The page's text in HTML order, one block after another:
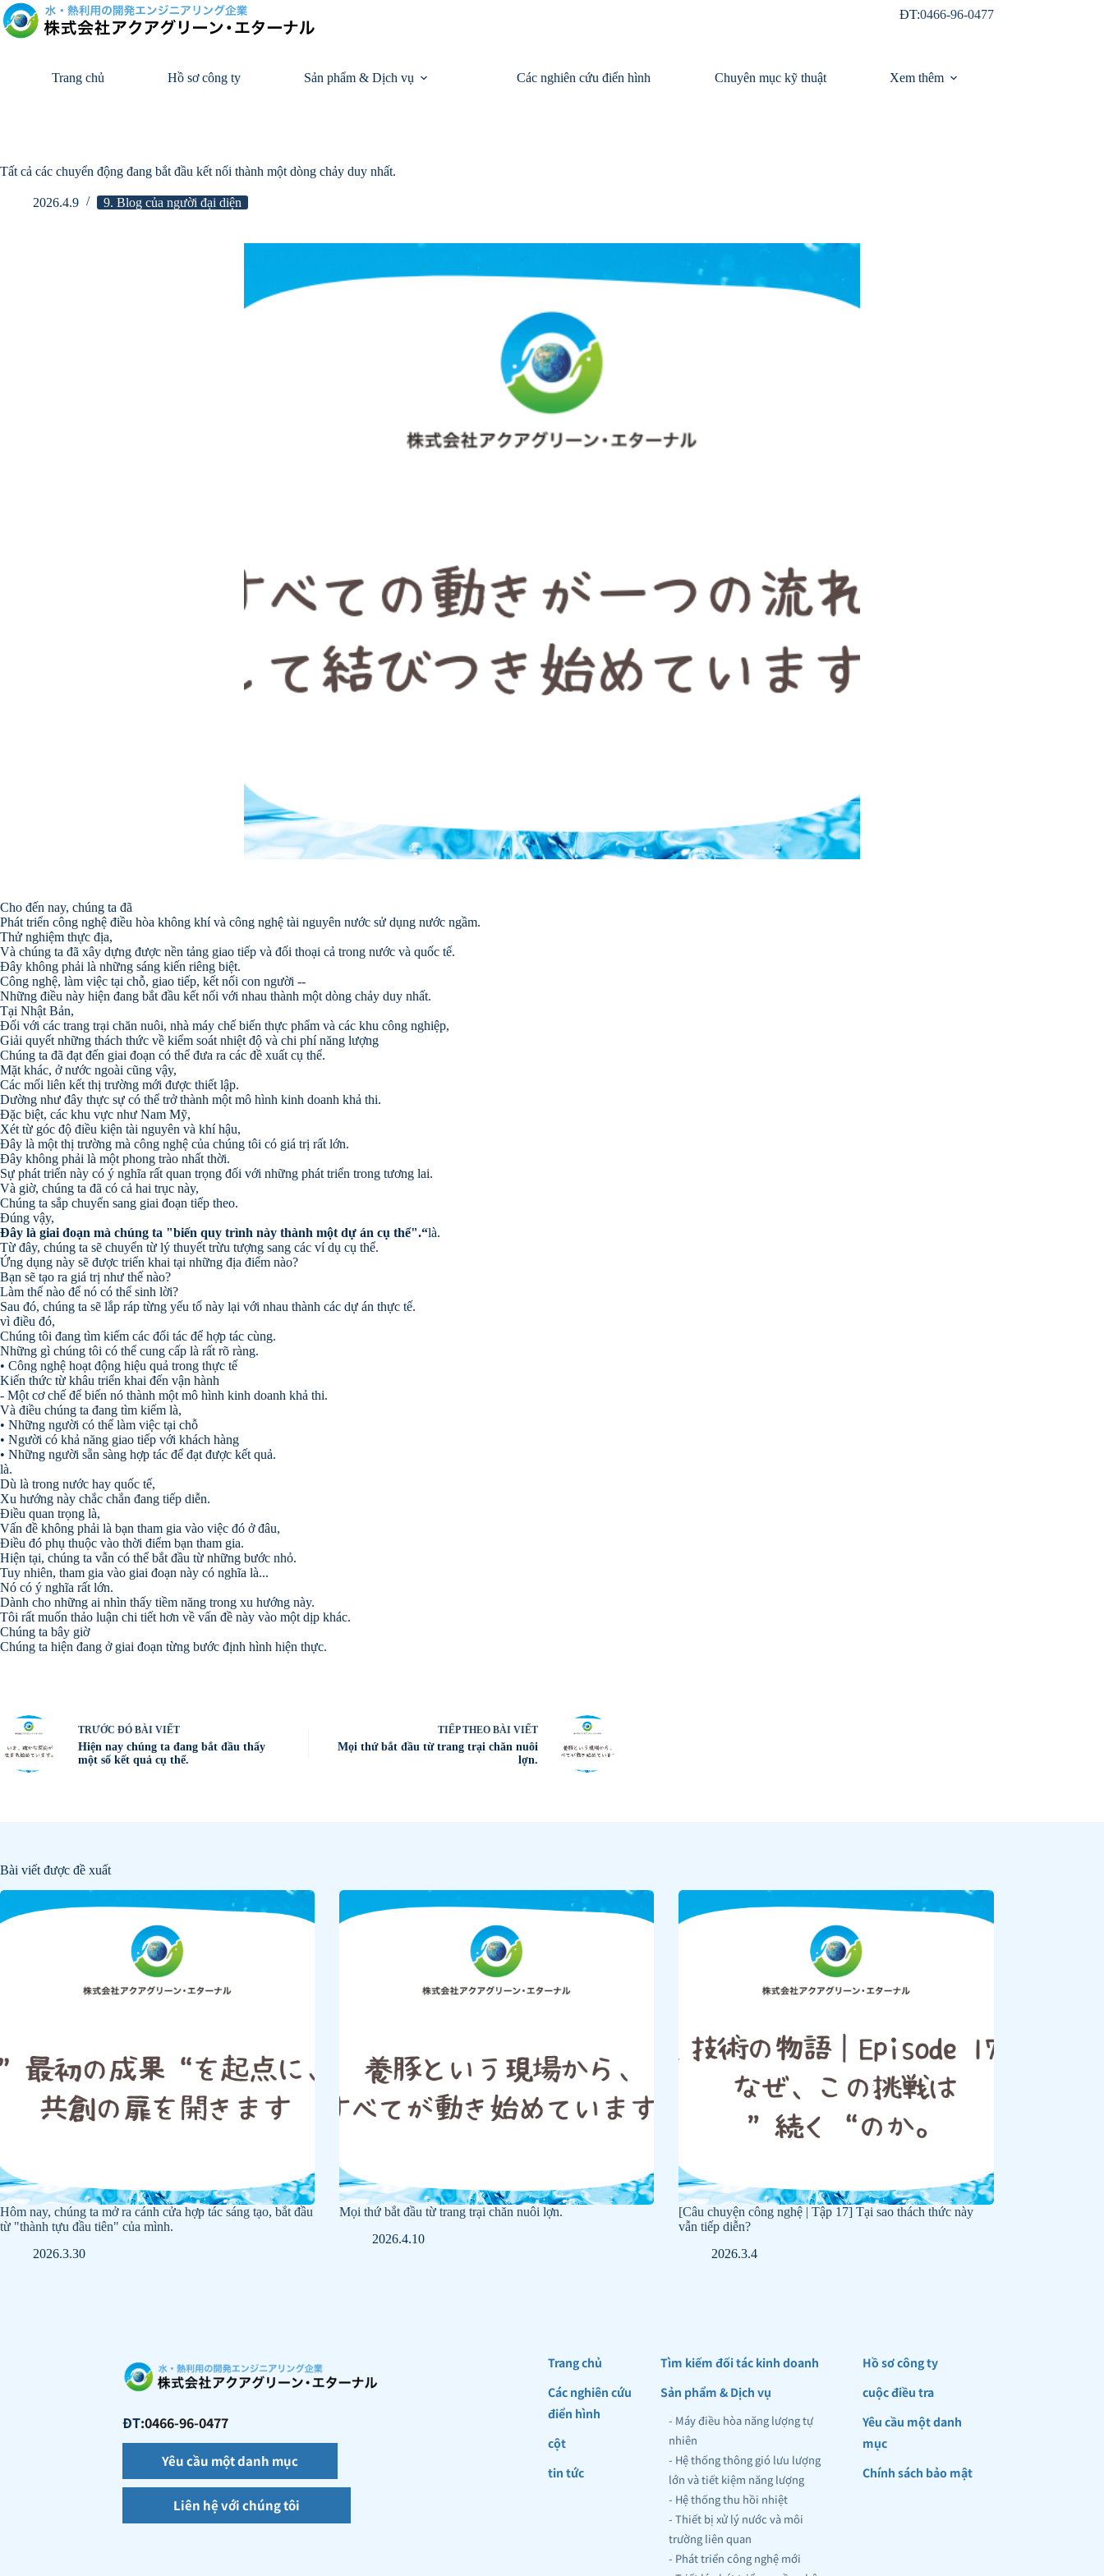
Bỏ
qua
nội
ĐT:0466-96-0477
Trang chủ Hồ sơ công ty Sản phẩm & Dịch vụ Các nghiên cứu điển hình Chuyên mục kỹ thuật Xem thêm
Tất cả các chuyển động đang bắt đầu kết nối thành một dòng chảy duy nhất.
2026.4.9 9. Blog của người đại diện
Cho đến nay, chúng ta đã
Phát triển công nghệ điều hòa không khí và công nghệ tài nguyên nước sử dụng nước ngầm.
Thử nghiệm thực địa,
Và chúng ta đã xây dựng được nền tảng giao tiếp và đối thoại cả trong nước và quốc tế.
Đây không phải là những sáng kiến riêng biệt.
Công nghệ, làm việc tại chỗ, giao tiếp, kết nối con người --
Những điều này hiện đang bắt đầu kết nối với nhau thành một dòng chảy duy nhất.
Tại Nhật Bản,
Đối với các trang trại chăn nuôi, nhà máy chế biến thực phẩm và các khu công nghiệp,
Giải quyết những thách thức về kiểm soát nhiệt độ và chi phí năng lượng
Chúng ta đã đạt đến giai đoạn có thể đưa ra các đề xuất cụ thể.
Mặt khác, ở nước ngoài cũng vậy,
Các mối liên kết thị trường mới được thiết lập.
Dường như đây thực sự có thể trở thành một mô hình kinh doanh khả thi.
Đặc biệt, các khu vực như Nam Mỹ,
Xét từ góc độ điều kiện tài nguyên và khí hậu,
Đây là một thị trường mà công nghệ của chúng tôi có giá trị rất lớn.
Đây không phải là một phong trào nhất thời.
Sự phát triển này có ý nghĩa rất quan trọng đối với những phát triển trong tương lai.
Và giờ, chúng ta đã có cả hai trục này,
Chúng ta sắp chuyển sang giai đoạn tiếp theo.
Đúng vậy,
Đây là giai đoạn mà chúng ta "biến quy trình này thành một dự án cụ thể".“là.
Từ đây, chúng ta sẽ chuyển từ lý thuyết trừu tượng sang các ví dụ cụ thể.
Ứng dụng này sẽ được triển khai tại những địa điểm nào?
Bạn sẽ tạo ra giá trị như thế nào?
Làm thế nào để nó có thể sinh lời?
Sau đó, chúng ta sẽ lắp ráp từng yếu tố này lại với nhau thành các dự án thực tế.
vì điều đó,
Chúng tôi đang tìm kiếm các đối tác để hợp tác cùng.
Những gì chúng tôi có thể cung cấp là rất rõ ràng.
• Công nghệ hoạt động hiệu quả trong thực tế
Kiến thức từ khâu triển khai đến vận hành
- Một cơ chế để biến nó thành một mô hình kinh doanh khả thi.
Và điều chúng ta đang tìm kiếm là,
• Những người có thể làm việc tại chỗ
• Người có khả năng giao tiếp với khách hàng
• Những người sẵn sàng hợp tác để đạt được kết quả.
là.
Dù là trong nước hay quốc tế,
Xu hướng này chắc chắn đang tiếp diễn.
Điều quan trọng là,
Vấn đề không phải là bạn tham gia vào việc đó ở đâu,
Điều đó phụ thuộc vào thời điểm bạn tham gia.
Hiện tại, chúng ta vẫn có thể bắt đầu từ những bước nhỏ.
Tuy nhiên, tham gia vào giai đoạn này có nghĩa là...
Nó có ý nghĩa rất lớn.
Dành cho những ai nhìn thấy tiềm năng trong xu hướng này.
Tôi rất muốn thảo luận chi tiết hơn về vấn đề này vào một dịp khác.
Chúng ta bây giờ
Chúng ta hiện đang ở giai đoạn từng bước định hình hiện thực.
TRƯỚC ĐÓ BÀI VIẾT
Hiện nay chúng ta đang bắt đầu thấy
một số kết quả cụ thể.
TIẾP THEO BÀI VIẾT
Mọi thứ bắt đầu từ trang trại chăn nuôi
lợn.
Bài viết được đề xuất
Hôm nay, chúng ta mở ra cánh cửa hợp tác sáng tạo, bắt đầu
từ "thành tựu đầu tiên" của mình.
2026.3.30
Mọi thứ bắt đầu từ trang trại chăn nuôi lợn.
2026.4.10
[Câu chuyện công nghệ | Tập 17] Tại sao thách thức này
vẫn tiếp diễn?
2026.3.4
ĐT:0466-96-0477
Yêu cầu một danh mục
Liên hệ với chúng tôi
Trang chủ
Các nghiên cứu
điển hình
cột
tin tức
Tìm kiếm đối tác kinh doanh
Sản phẩm & Dịch vụ
- Máy điều hòa năng lượng tự
nhiên
- Hệ thống thông gió lưu lượng
lớn và tiết kiệm năng lượng
- Hệ thống thu hồi nhiệt
- Thiết bị xử lý nước và môi
trường liên quan
- Phát triển công nghệ mới
Hồ sơ công ty
cuộc điều tra
Yêu cầu một danh
mục
Chính sách bảo mật